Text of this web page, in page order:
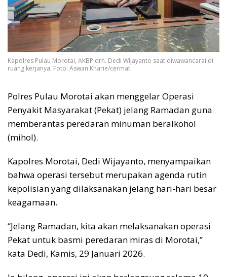
Kapolres Pulau Morotai, AKBP drh. Dedi Wijayanto saat diwawancarai di
ruang kerjanya. Foto: Aswan Kharie/cermat
Polres Pulau Morotai akan menggelar Operasi
Penyakit Masyarakat (Pekat) jelang Ramadan guna
memberantas peredaran minuman beralkohol
(mihol).
Kapolres Morotai, Dedi Wijayanto, menyampaikan
bahwa operasi tersebut merupakan agenda rutin
kepolisian yang dilaksanakan jelang hari-hari besar
keagamaan.
“Jelang Ramadan, kita akan melaksanakan operasi
Pekat untuk basmi peredaran miras di Morotai,”
kata Dedi, Kamis, 29 Januari 2026.